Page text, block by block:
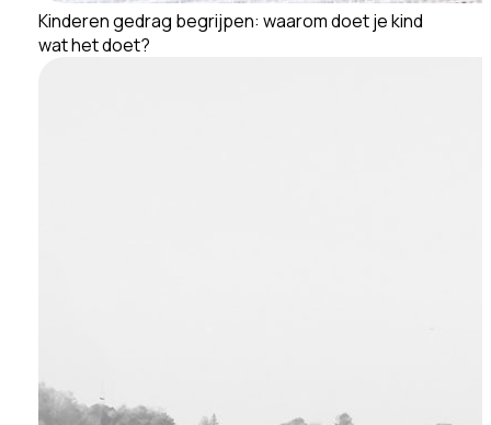
Kinderen gedrag begrijpen: waarom doet je kind
wat het doet?